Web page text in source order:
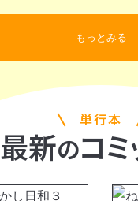
もっとみる
単行本
最新のコ